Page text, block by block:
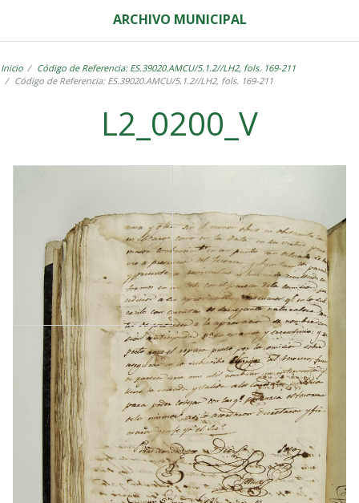
ARCHIVO MUNICIPAL
Inicio
Código de Referencia: ES.39020.AMCU/5.1.2//LH2, fols. 169-211
Código de Referencia: ES.39020.AMCU/5.1.2//LH2, fols. 169-211
L2_0200_V